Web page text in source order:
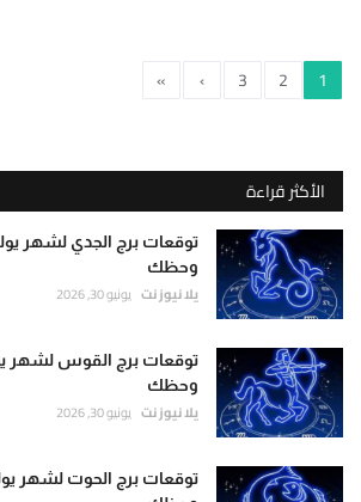
1
2
3
›
»
الأكثر قراءة
وحظك
يلا نيوز نت يونيو 30, 2026
وحظك
يلا نيوز نت يونيو 30, 2026